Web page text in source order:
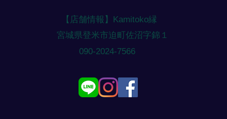
【店舗情報】Kamitoko縁
​宮城県登米市迫町佐沼字錦１
​090-2024-7566